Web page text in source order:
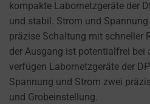
kompakte Labornetzgeräte der
und stabil. Strom und
präzise Schaltung mit schneller
der Ausgang ist potentialfrei bei
verfügen Labornetzgeräte der
Spannung und Strom zwei
und Grobeinstellung.
you
choose.
For
more
details
on